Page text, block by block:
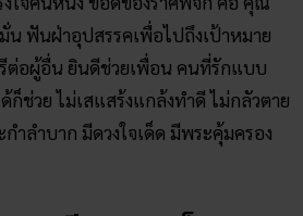
ราศีคนดวงแข็ง & ดวง
ราศีเราอยู่ในเกณฑ์อะไร และต้อง
าง! เราก็มาดู “วิธีปรับดวงชะตาอ่อน มี